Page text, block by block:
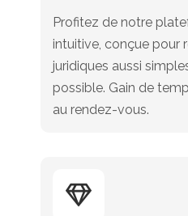
Profitez de notre
intuitive, conçue pour
juridiques aussi
possible. Gain de
au rendez-vous.